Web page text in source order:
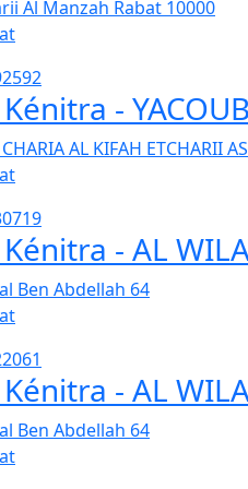
Al Manzah Rabat 10000
-
AL KIFAH ETCHARII
- AL
Ben Abdellah 64
- AL
Ben Abdellah 64